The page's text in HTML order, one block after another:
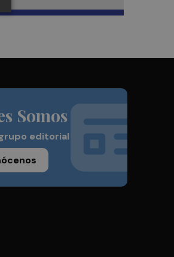
Somos
editorial